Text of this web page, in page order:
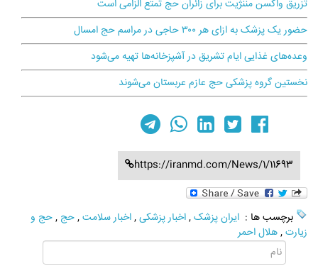
تزریق واکسن مننژیت برای زائران حج تمتع الزامی است
حضور یک پزشک به ازای هر ۳۰۰ حاجی در مراسم حج امسال
وعده‌های غذایی ایام تشریق در آشپزخانه‌ها تهیه می‌شود
نخستین گروه پزشکی حج عازم عربستان می‌شوند
https://iranmd.com/News/1/11693
برچسب ها : ایران پزشک,اخبار پزشکی,اخبار سلامت,حج ,حج و
زیارت,هلال احمر